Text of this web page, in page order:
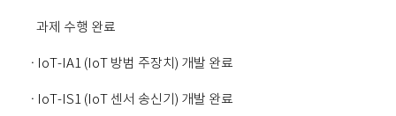
과제 수행 완료
· IoT-IA1 (IoT 방범 주장치) 개발 완료
· IoT-IS1 (IoT 센서 송신기) 개발 완료